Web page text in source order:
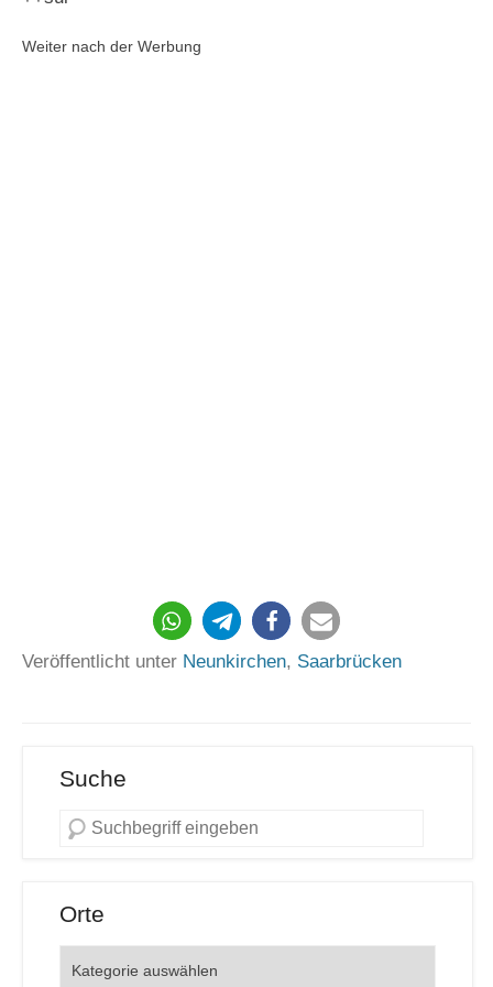
Weiter nach der Werbung
607
Veröffentlicht unter Neunkirchen, Saarbrücken
Suche
Orte